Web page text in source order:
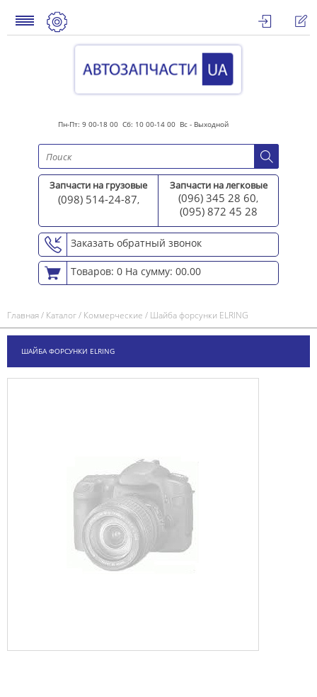
Пн-Пт: 9 00-18 00 Сб: 10 00-14 00 Вс - Выходной
Запчасти на грузовые
(098) 514-24-87,
Запчасти на легковые
(096) 345 28 60,
(095) 872 45 28
Заказать обратный звонок
Товаров: 0 На сумму: 00.00
Главная/ Каталог/ Коммерческие / Шайба форсунки ELRING
ШАЙБА ФОРСУНКИ ELRING